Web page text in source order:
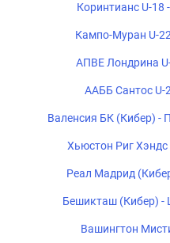
Коринтианс U-18
Кампо-Муран U-
АПВЕ Лондрина
ААББ Сантос U-
Валенсия БК (Кибер) -
Хьюстон Риг
Реал Мадрид
Бешикташ (Кибер) -
Вашингтон